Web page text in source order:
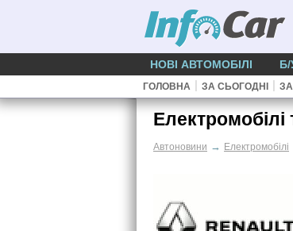
НОВІ АВТОМОБІЛІ
ГОЛОВНА | ЗА СЬОГОДНІ |
Електромобілі
Автоновини → Електромобілі